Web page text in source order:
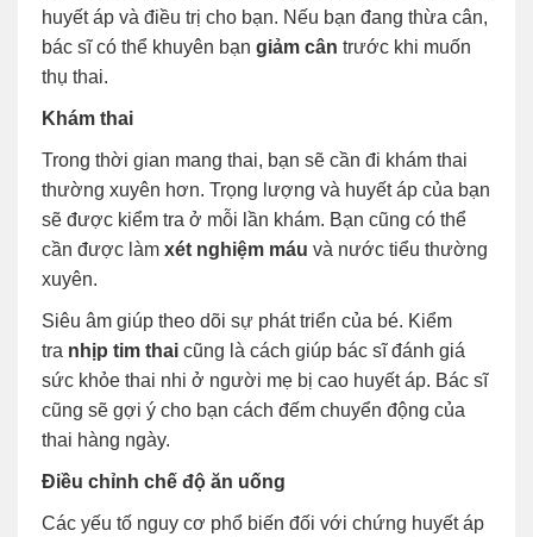
huyết áp và điều trị cho bạn. Nếu bạn đang thừa cân,
bác sĩ có thể khuyên bạn giảm cân trước khi muốn
thụ thai.
Khám thai
Trong thời gian mang thai, bạn sẽ cần đi khám thai
thường xuyên hơn. Trọng lượng và huyết áp của bạn
sẽ được kiểm tra ở mỗi lần khám. Bạn cũng có thể
cần được làm xét nghiệm máu và nước tiểu thường
xuyên.
Siêu âm giúp theo dõi sự phát triển của bé. Kiểm
tra nhịp tim thai cũng là cách giúp bác sĩ đánh giá
sức khỏe thai nhi ở người mẹ bị cao huyết áp. Bác sĩ
cũng sẽ gợi ý cho bạn cách đếm chuyển động của
thai hàng ngày.
Điều chỉnh chế độ ăn uống
Các yếu tố nguy cơ phổ biến đối với chứng huyết áp